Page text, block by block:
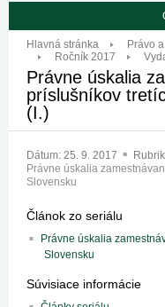
Hlavná stránka
Právo
Ročník 2017
Právne úskalia
príslušníkov
(I.)
Dátum: 25. 9. 2017
Právne úskalia
Slovensku
Článok zo seriálu
Právne úskalia
Slovensku
Súvisiace informácie